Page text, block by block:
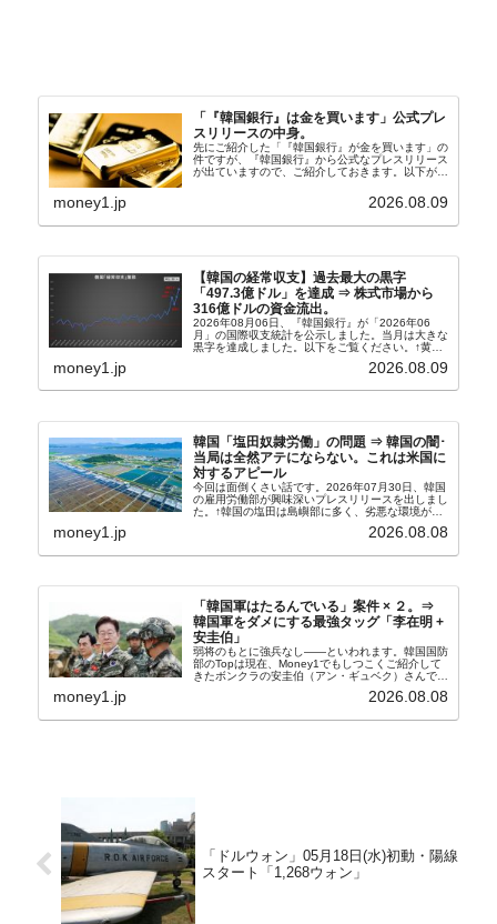
「『韓国銀行』は金を買います」公式プレ
スリリースの中身。
先にご紹介した「『韓国銀行』が金を買います」の
件ですが、『韓国銀行』から公式なプレスリリース
が出ていますので、ご紹介しておきます。以下が全
れ協力体制を構築□『韓国銀行』は、国内生産金の
money1.jp 2026.08.09
【韓国の経常収支】過去最大の黒字
「497.3億ドル」を達成 ⇒ 株式市場から
316億ドルの資金流出。
2026年08月06日、『韓国銀行』が「2026年06
月」の国際収支統計を公示しました。当月は大きな
黒字を達成しました。以下をご覧ください。↑黄色
の経常収支です。2026年06月貿易収支：4...
money1.jp 2026.08.09
韓国「塩田奴隷労働」の問題 ⇒ 韓国の闇･
当局は全然アテにならない。これは米国に
対するアピール
今回は面倒くさい話です。2026年07月30日、韓国
の雇用労働部が興味深いプレスリリースを出しまし
た。↑韓国の塩田は島嶼部に多く、劣悪な環境が一
たといわれます（後述）。これは、いわゆる「塩田
money1.jp 2026.08.08
「韓国軍はたるんでいる」案件 × ２。⇒
韓国軍をダメにする最強タッグ「李在明 +
安圭伯」
弱将のもとに強兵なし――といわれます。韓国国防
部のTopは現在、Money1でもしつこくご紹介して
きたボンクラの安圭伯（アン・ギュベク）さんで
す。↑経済的無知蒙昧な李在明（イ・ジェミョン）
さんと「韓国初の文官上がり」の国防部長官安圭伯
money1.jp 2026.08.08
「ドルウォン」05月18日(水)初動・陽線
スタート「1,268ウォン」